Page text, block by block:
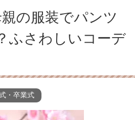
の服装でパンツ
ふさわしいコーデ
・卒業式